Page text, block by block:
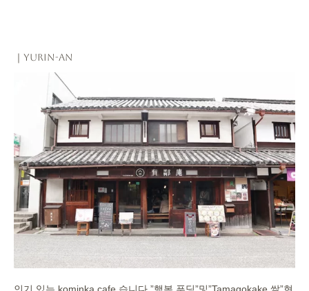
｜Yurin-an